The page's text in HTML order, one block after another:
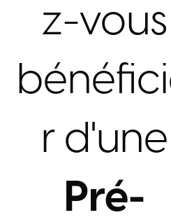
z-vous
r d'une
Pré-